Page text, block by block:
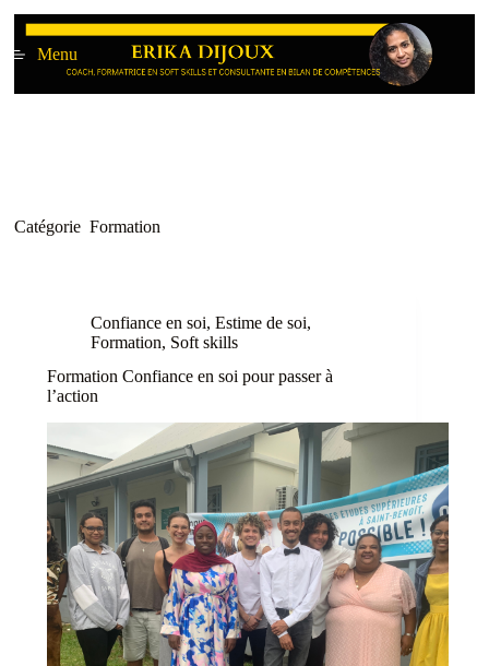
Passer
au
contenu
Menu
Catégorie Formation
Confiance en soi, Estime de soi,
Formation, Soft skills
Formation Confiance en soi pour passer à
l’action